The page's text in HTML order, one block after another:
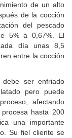
de un alto
de la cocción
del pescado
5% a 0,67%. El
día unas 8,5
entre la cocción
ser enfriado
pero puede
afectando
hasta 200
una importante
Su fiel cliente se